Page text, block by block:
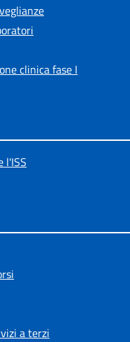
clinica fase I
l'ISS
a terzi